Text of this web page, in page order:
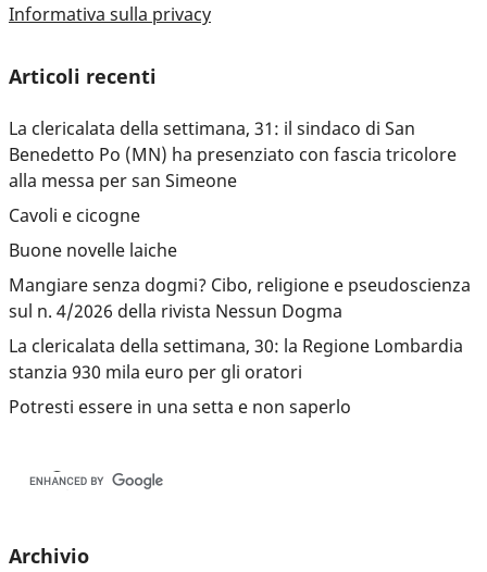
Informativa sulla privacy
Articoli recenti
La clericalata della settimana, 31: il sindaco di San
Benedetto Po (MN) ha presenziato con fascia tricolore
alla messa per san Simeone
Cavoli e cicogne
Buone novelle laiche
Mangiare senza dogmi? Cibo, religione e pseudoscienza
sul n. 4/2026 della rivista Nessun Dogma
La clericalata della settimana, 30: la Regione Lombardia
stanzia 930 mila euro per gli oratori
Potresti essere in una setta e non saperlo
Archivio